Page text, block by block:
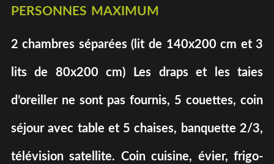
personnes maximum
2 chambres séparées (lit de 140x200 cm et 3
lits de 80x200 cm) Les draps et les taies
d’oreiller ne sont pas fournis, 5 couettes, coin
séjour avec table et 5 chaises, banquette 2/3,
télévision satellite. Coin cuisine, évier, frigo-